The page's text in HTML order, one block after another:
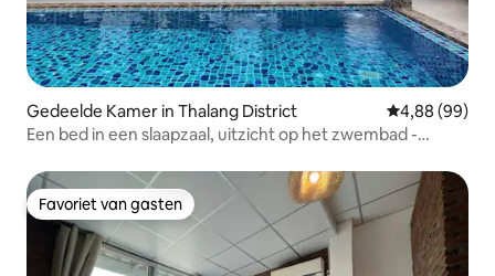
Gedeelde Kamer in Thalang District Gemiddelde
4,88 (99)
Een bed in een slaapzaal, uitzicht op het zwembad -
Favoriet van gasten
Favoriet van gasten